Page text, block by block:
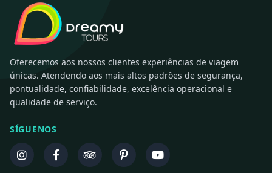
Oferecemos aos nossos clientes experiências de viagem
únicas. Atendendo aos mais altos padrões de segurança,
pontualidade, confiabilidade, excelência operacional e
qualidade de serviço.
SÍGUENOS